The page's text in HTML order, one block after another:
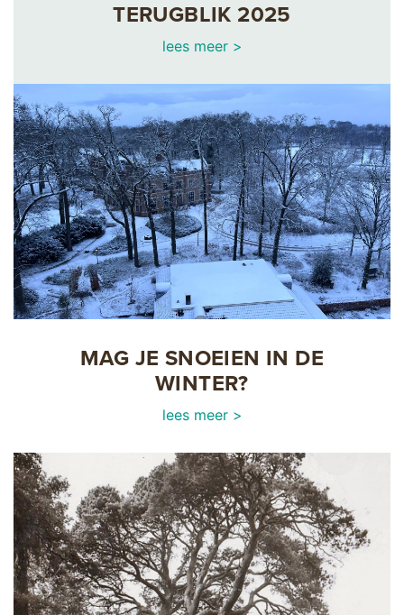
TERUGBLIK 2025
lees meer >
MAG JE SNOEIEN IN DE
WINTER?
lees meer >